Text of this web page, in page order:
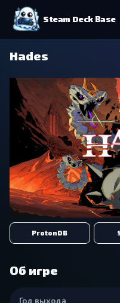
Steam Deck Base
Hades
ProtonDB
Об игре
Год выхода